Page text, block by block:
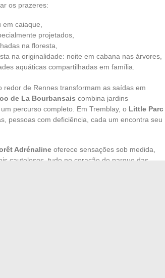
os prazeres:
caiaque,
projetados,
na floresta,
na originalidade: noite em cabana nas árvores,
aquáticas compartilhadas em família.
de Rennes transformam as saídas em
de La Bourbansais combina jardins
percurso completo. Em Tremblay, o Little Parc
pessoas com deficiência, cada um encontra seu
Adrénaline oferece sensações sob medida,
cautelosos, tudo no coração do parque das